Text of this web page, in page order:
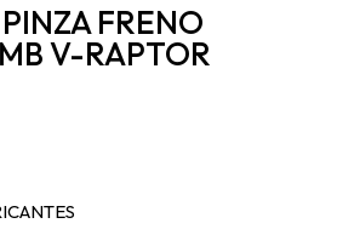
FRENO
V-RAPTOR